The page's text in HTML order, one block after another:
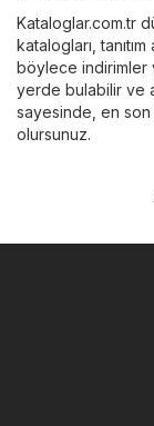
Kataloglar.com.tr
katalogları,
böylece indirimler
yerde bulabilir ve
sayesinde, en son
olursunuz.